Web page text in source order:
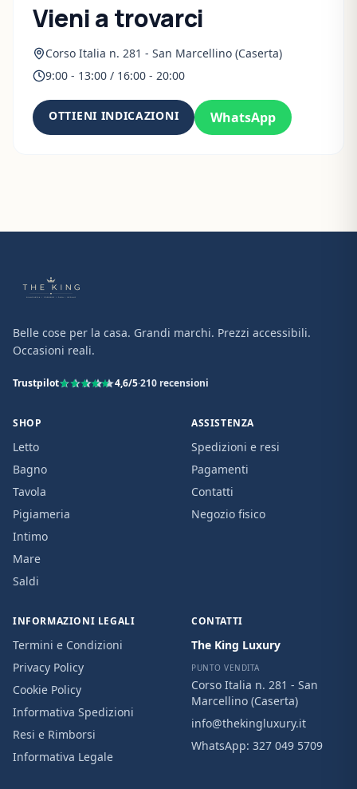
Vieni a trovarci
Corso Italia n. 281 - San Marcellino (Caserta)
9:00 - 13:00 / 16:00 - 20:00
OTTIENI INDICAZIONI WhatsApp
Belle cose per la casa. Grandi marchi. Prezzi accessibili.
Occasioni reali.
Trustpilot 4,6/5·210 recensioni
SHOP
Letto
Bagno
Tavola
Pigiameria
Intimo
Mare
Saldi
ASSISTENZA
Spedizioni e resi
Pagamenti
Contatti
Negozio fisico
INFORMAZIONI LEGALI
Termini e Condizioni
Privacy Policy
Cookie Policy
Informativa Spedizioni
Resi e Rimborsi
Informativa Legale
CONTATTI
The King Luxury
PUNTO VENDITA
Corso Italia n. 281 - San
Marcellino (Caserta)
info@thekingluxury.it
WhatsApp: 327 049 5709